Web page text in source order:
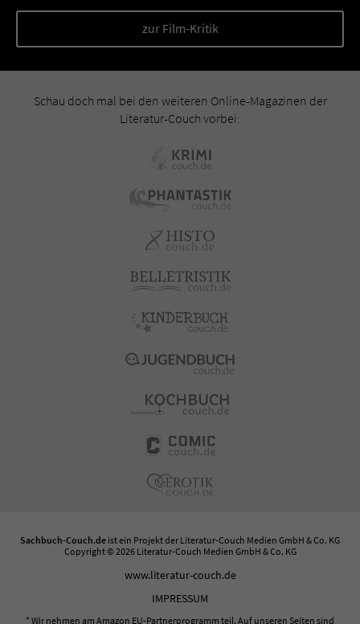
zur Film-Kritik
Schau doch mal bei den weiteren Online-Magazinen der
Literatur-Couch vorbei:
Sachbuch-Couch.de ist ein Projekt der Literatur-Couch Medien GmbH & Co. KG
Copyright © 2026 Literatur-Couch Medien GmbH & Co. KG
www.literatur-couch.de
IMPRESSUM
* Wir nehmen am Amazon EU-Partnerprogramm teil. Auf unseren Seiten sind